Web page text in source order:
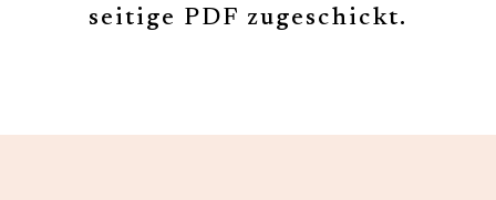
seitige PDF zugeschickt.